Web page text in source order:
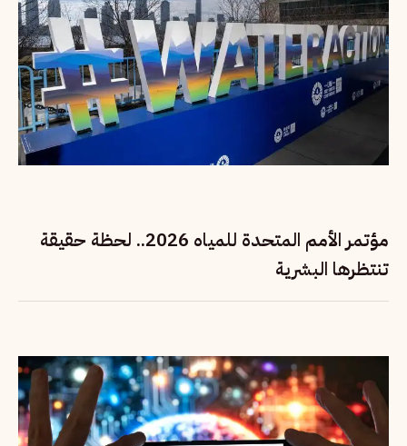
مؤتمر الأمم المتحدة للمياه 2026.. لحظة حقيقة
تنتظرها البشرية